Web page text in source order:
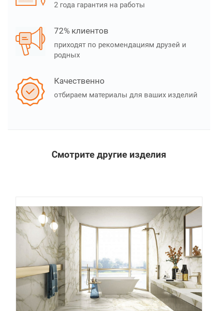
2 года гарантия на работы
72% клиентов
приходят по рекомендациям друзей и
родных
Качественно
отбираем материалы для ваших изделий
Смотрите другие изделия